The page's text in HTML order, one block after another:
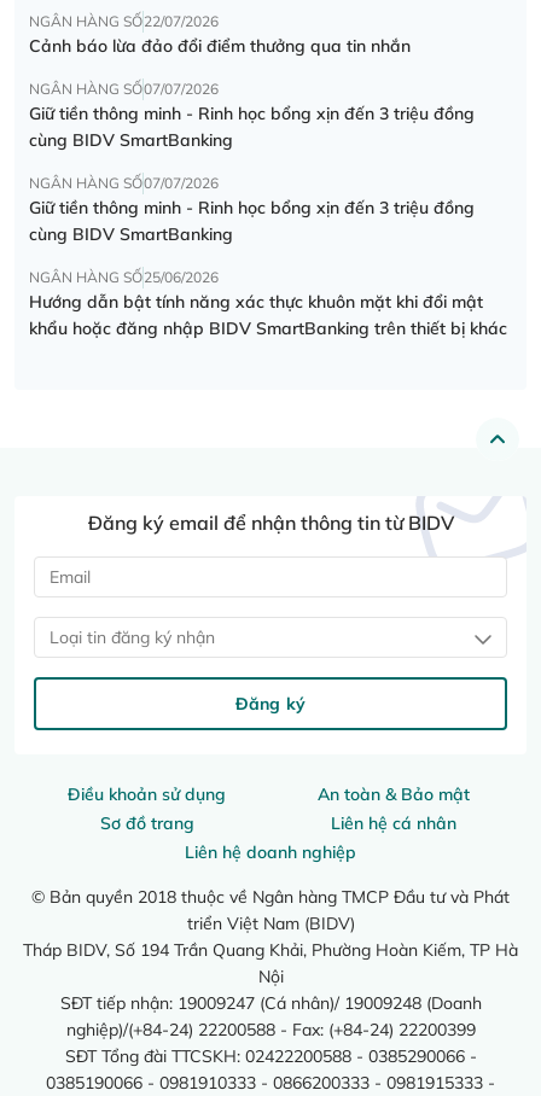
NGÂN HÀNG SỐ22/07/2026
Cảnh báo lừa đảo đổi điểm thưởng qua tin nhắn
NGÂN HÀNG SỐ07/07/2026
Giữ tiền thông minh - Rinh học bổng xịn đến 3 triệu đồng
cùng BIDV SmartBanking
NGÂN HÀNG SỐ07/07/2026
Giữ tiền thông minh - Rinh học bổng xịn đến 3 triệu đồng
cùng BIDV SmartBanking
NGÂN HÀNG SỐ25/06/2026
Hướng dẫn bật tính năng xác thực khuôn mặt khi đổi mật
khẩu hoặc đăng nhập BIDV SmartBanking trên thiết bị khác
Điều khoản sử dụng
An toàn & Bảo mật
Sơ đồ trang
Liên hệ cá nhân
Liên hệ doanh nghiệp
© Bản quyền 2018 thuộc về Ngân hàng TMCP Đầu tư và Phát
triển Việt Nam (BIDV)
Tháp BIDV, Số 194 Trần Quang Khải, Phường Hoàn Kiếm, TP Hà
Nội
SĐT tiếp nhận: 19009247 (Cá nhân)/ 19009248 (Doanh
nghiệp)/(+84-24) 22200588 - Fax: (+84-24) 22200399
SĐT Tổng đài TTCSKH: 02422200588 - 0385290066 -
0385190066 - 0981910333 - 0866200333 - 0981915333 -
Đăng ký email để nhận thông tin từ BIDV
Loại tin đăng ký nhận
Đăng ký